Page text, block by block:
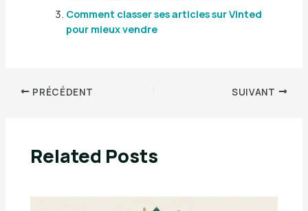
Comment classer ses articles sur Vinted
pour mieux vendre
PRÉCÉDENT SUIVANT
Related Posts